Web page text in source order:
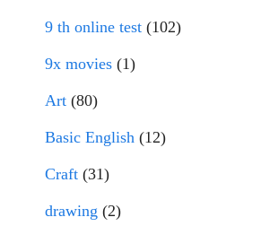
9 th online test (102)
9x movies (1)
Art (80)
Basic English (12)
Craft (31)
drawing (2)